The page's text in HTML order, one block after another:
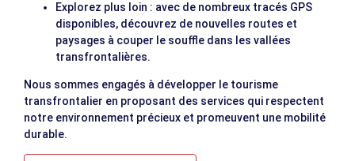
Explorez plus loin : avec de nombreux tracés GPS
disponibles, découvrez de nouvelles routes et
paysages à couper le souffle dans les vallées
transfrontalières.
Nous sommes engagés à développer le tourisme
transfrontalier en proposant des services qui respectent
notre environnement précieux et promeuvent une mobilité
durable.